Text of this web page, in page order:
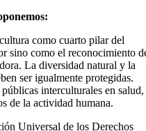
como cuarto pilar del
sino como el reconocimiento
La diversidad natural y la
ser igualmente protegidas.
interculturales en salud,
de la actividad humana.
Universal de los Derechos